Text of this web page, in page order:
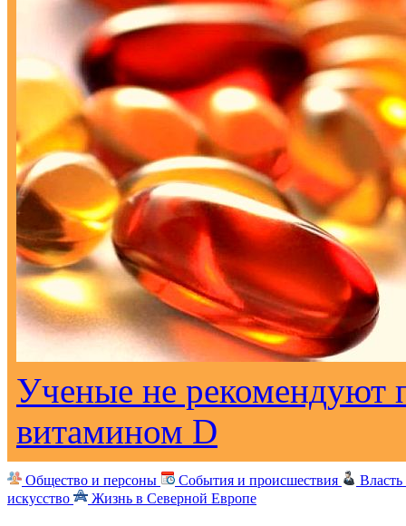
Ученые не рекомендуют
витамином D
Общество и персоны События и происшествия
искусство
Жизнь в Северной Европе